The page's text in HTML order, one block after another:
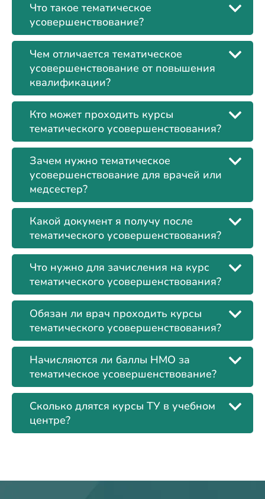
Что такое тематическое
усовершенствование?
Чем отличается тематическое
усовершенствование от повышения
квалификации?
Кто может проходить курсы
тематического усовершенствования?
Зачем нужно тематическое
усовершенствование для врачей или
медсестер?
Какой документ я получу после
тематического усовершенствования?
Что нужно для зачисления на курс
тематического усовершенствования?
Обязан ли врач проходить курсы
тематического усовершенствования?
Начисляются ли баллы НМО за
тематическое усовершенствование?
Сколько длятся курсы ТУ в учебном
центре?